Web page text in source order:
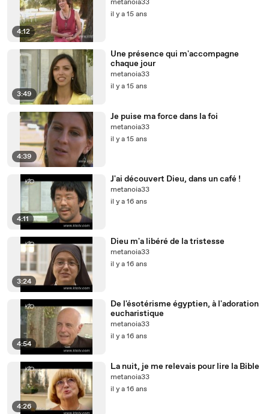
4:12
metanoia33
il y a 15 ans
3:49
Une présence qui m'accompagne
chaque jour
metanoia33
il y a 15 ans
4:39
Je puise ma force dans la foi
metanoia33
il y a 15 ans
4:11
J'ai découvert Dieu, dans un café !
metanoia33
il y a 16 ans
3:24
Dieu m'a libéré de la tristesse
metanoia33
il y a 16 ans
4:54
De l'ésotérisme égyptien, à l'adoration
eucharistique
metanoia33
il y a 16 ans
4:26
La nuit, je me relevais pour lire la Bible
metanoia33
il y a 16 ans